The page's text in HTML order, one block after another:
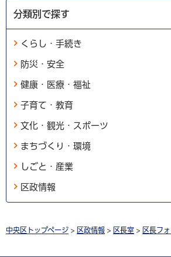
分類別で探す
くらし・手続き
防災・安全
健康・医療・福祉
子育て・教育
文化・観光・スポーツ
まちづくり・環境
しごと・産業
区政情報
中央区トップページ > 区政情報 > 区長室 > 区長フ